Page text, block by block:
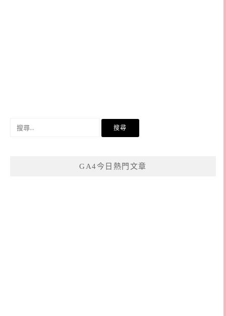
GA4今日熱門文章